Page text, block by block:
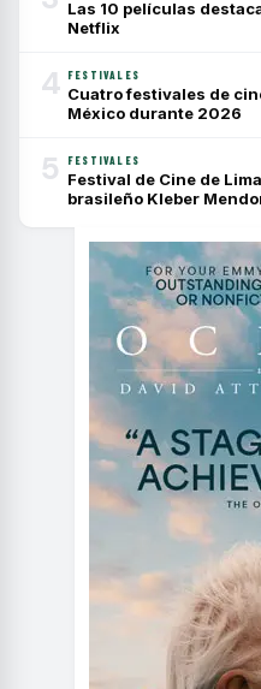
Las 10 películas
Netflix
4 FESTIVALES
Cuatro festivales de
México durante 2026
5 FESTIVALES
Festival de Cine de
brasileño Kleber